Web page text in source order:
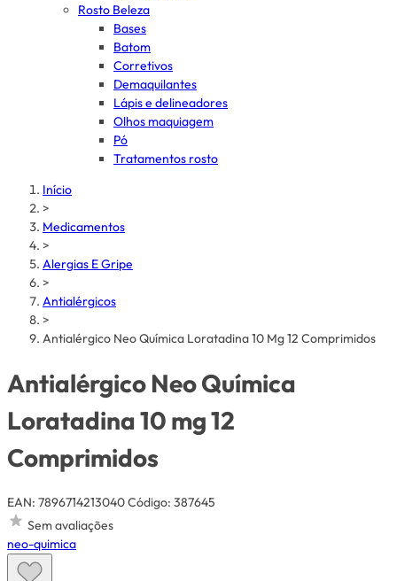
Rosto Beleza
Bases
Batom
Corretivos
Demaquilantes
Lápis e delineadores
Olhos maquiagem
Pó
Tratamentos rosto
Início
>
Medicamentos
>
Alergias E Gripe
>
Antialérgicos
>
Antialérgico Neo Química Loratadina 10 Mg 12 Comprimidos
Antialérgico Neo Química
Loratadina 10 mg 12
Comprimidos
EAN: 7896714213040Código: 387645
Sem avaliações
neo-quimica